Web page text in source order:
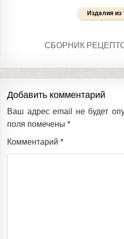
Изделия из
СБОРНИК
Добавить комментарий
Ваш адрес email не будет
поля помечены *
Комментарий *